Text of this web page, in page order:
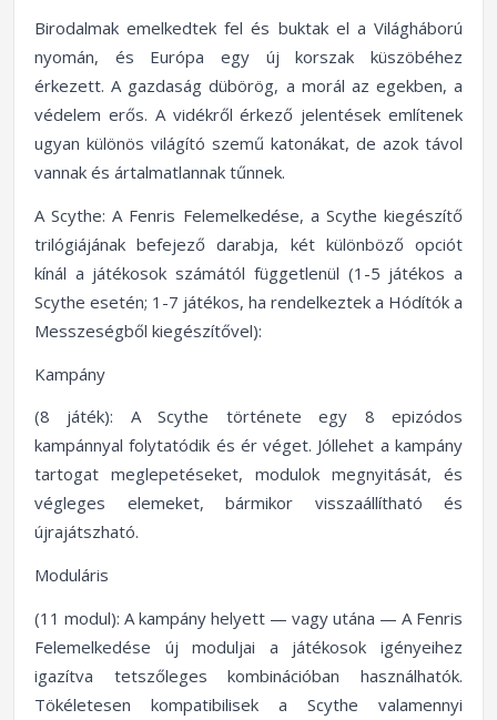
Birodalmak emelkedtek fel és buktak el a Világháború
nyomán, és Európa egy új korszak küszöbéhez
érkezett. A gazdaság dübörög, a morál az egekben, a
védelem erős. A vidékről érkező jelentések említenek
ugyan különös világító szemű katonákat, de azok távol
vannak és ártalmatlannak tűnnek.
A Scythe: A Fenris Felemelkedése, a Scythe kiegészítő
trilógiájának befejező darabja, két különböző opciót
kínál a játékosok számától függetlenül (1-5 játékos a
Scythe esetén; 1-7 játékos, ha rendelkeztek a Hódítók a
Messzeségből kiegészítővel):
Kampány
(8 játék): A Scythe története egy 8 epizódos
kampánnyal folytatódik és ér véget. Jóllehet a kampány
tartogat meglepetéseket, modulok megnyitását, és
végleges elemeket, bármikor visszaállítható és
újrajátszható.
Moduláris
(11 modul): A kampány helyett — vagy utána — A Fenris
Felemelkedése új moduljai a játékosok igényeihez
igazítva tetszőleges kombinációban használhatók.
Tökéletesen kompatibilisek a Scythe valamennyi